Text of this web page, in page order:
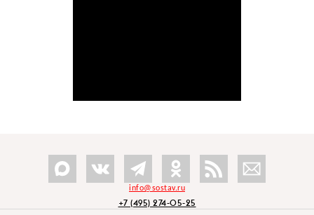
info@sostav.ru
+7 (495) 274-05-25